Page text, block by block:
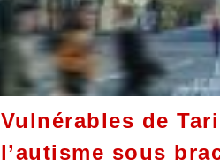
Vulnérables de
l’autisme sous